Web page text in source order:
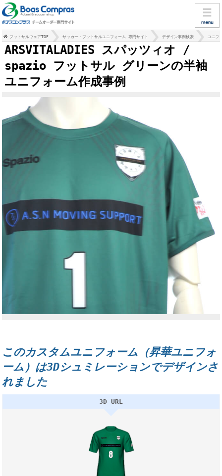
フットサルウェアTOP サッカー・フットサルユニフォーム 専門サイト デザイン事例検索 ユニフ
ARSVITALADIES スパッツィオ /
spazio フットサル グリーンの半袖
ユニフォーム作成事例
このカスタムユニフォーム（昇華ユニフォ
ーム）は3Dシュミレーションでデザインさ
れました
3D URL